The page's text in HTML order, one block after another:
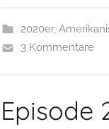
2020er,
3 Kommentare
Episode